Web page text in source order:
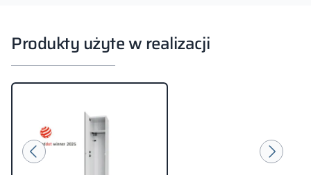
Produkty użyte w realizacji